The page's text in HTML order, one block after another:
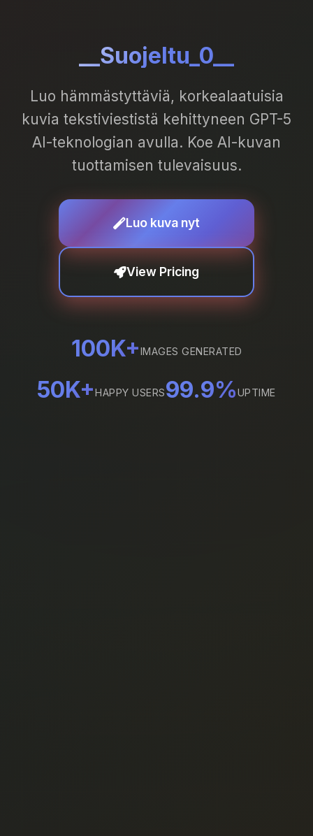
__Suojeltu_0__
Luo hämmästyttäviä, korkealaatuisia
kuvia tekstiviestistä kehittyneen GPT-5
AI-teknologian avulla. Koe AI-kuvan
tuottamisen tulevaisuus.
Luo kuva nyt
View Pricing
100K+IMAGES GENERATED
50K+HAPPY USERS99.9%UPTIME